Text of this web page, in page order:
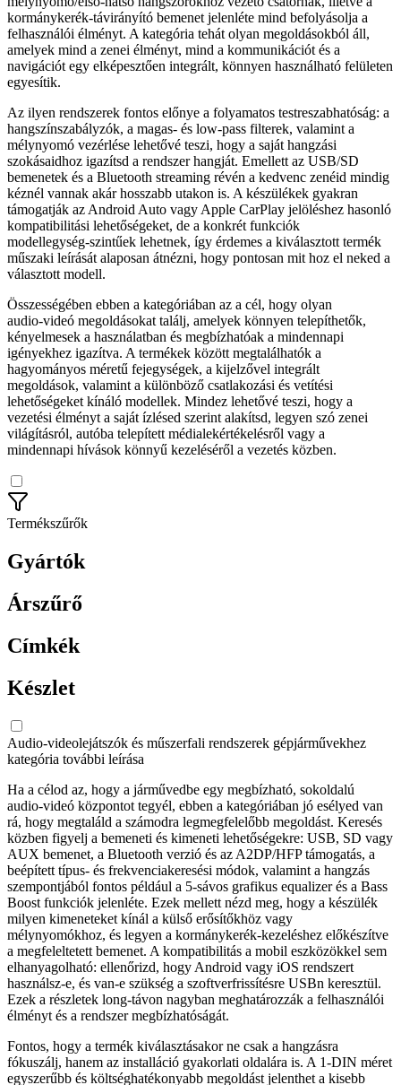
kormánykerék‑távirányító bemenet jelenléte mind befolyásolja a
felhasználói élményt. A kategória tehát olyan megoldásokból áll,
amelyek mind a zenei élményt, mind a kommunikációt és a
navigációt egy elképesztően integrált, könnyen használható felületen
egyesítik.
Az ilyen rendszerek fontos előnye a folyamatos testreszabhatóság: a
hangszínszabályzók, a magas‑ és low‑pass filterek, valamint a
mélynyomó vezérlése lehetővé teszi, hogy a saját hangzási
szokásaidhoz igazítsd a rendszer hangját. Emellett az USB/SD
bemenetek és a Bluetooth streaming révén a kedvenc zenéid mindig
kéznél vannak akár hosszabb utakon is. A készülékek gyakran
támogatják az Android Auto vagy Apple CarPlay jelöléshez hasonló
kompatibilitási lehetőségeket, de a konkrét funkciók
modellegység‑szintűek lehetnek, így érdemes a kiválasztott termék
műszaki leírását alaposan átnézni, hogy pontosan mit hoz el neked a
választott modell.
Összességében ebben a kategóriában az a cél, hogy olyan
audio‑videó megoldásokat találj, amelyek könnyen telepíthetők,
kényelmesek a használatban és megbízhatóak a mindennapi
igényekhez igazítva. A termékek között megtalálhatók a
hagyományos méretű fejegységek, a kijelzővel integrált
megoldások, valamint a különböző csatlakozási és vetítési
lehetőségeket kínáló modellek. Mindez lehetővé teszi, hogy a
vezetési élményt a saját ízlésed szerint alakítsd, legyen szó zenei
világításról, autóba telepített médialekértékelésről vagy a
mindennapi hívások könnyű kezeléséről a vezetés közben.
Termékszűrők
Gyártók
Árszűrő
Címkék
Készlet
Audio-videolejátszók és műszerfali rendszerek gépjárművekhez
kategória további leírása
Ha a célod az, hogy a járművedbe egy megbízható, sokoldalú
audio‑videó központot tegyél, ebben a kategóriában jó esélyed van
rá, hogy megtaláld a számodra legmegfelelőbb megoldást. Keresés
közben figyelj a bemeneti és kimeneti lehetőségekre: USB, SD vagy
AUX bemenet, a Bluetooth verzió és az A2DP/HFP támogatás, a
beépített típus‑ és frekvenciakeresési módok, valamint a hangzás
szempontjából fontos például a 5‑sávos grafikus equalizer és a Bass
Boost funkciók jelenléte. Ezek mellett nézd meg, hogy a készülék
milyen kimeneteket kínál a külső erősítőkhöz vagy
mélynyomókhoz, és legyen a kormánykerék‑kezeléshez előkészítve
a megfeleltetett bemenet. A kompatibilitás a mobil eszközökkel sem
elhanyagolható: ellenőrizd, hogy Android vagy iOS rendszert
használsz‑e, és van‑e szükség a szoftverfrissítésre USBn keresztül.
Ezek a részletek long‑távon nagyban meghatározzák a felhasználói
élményt és a rendszer megbízhatóságát.
Fontos, hogy a termék kiválasztásakor ne csak a hangzásra
fókuszálj, hanem az installáció gyakorlati oldalára is. A 1‑DIN méret
egyszerűbb és költséghatékonyabb megoldást jelenthet a kisebb